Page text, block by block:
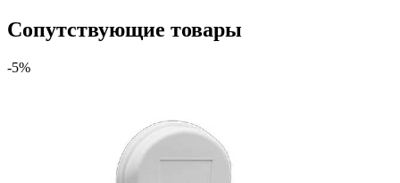
Сопутствующие товары
-5%